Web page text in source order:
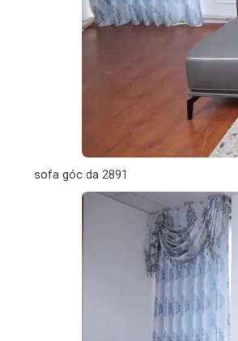
sofa góc da 2891